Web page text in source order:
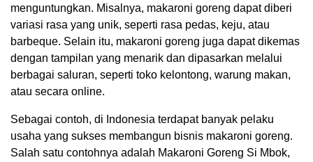
menguntungkan. Misalnya, makaroni goreng dapat diberi
variasi rasa yang unik, seperti rasa pedas, keju, atau
barbeque. Selain itu, makaroni goreng juga dapat dikemas
dengan tampilan yang menarik dan dipasarkan melalui
berbagai saluran, seperti toko kelontong, warung makan,
atau secara online.
Sebagai contoh, di Indonesia terdapat banyak pelaku
usaha yang sukses membangun bisnis makaroni goreng.
Salah satu contohnya adalah Makaroni Goreng Si Mbok,